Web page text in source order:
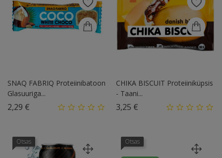
SNAQ FABRIQ Proteiinibatoon
Glasuuriga...
2,29 €
CHIKA BISCUIT Proteiiniküpsis
- Taani...
3,25 €
Otsas Otsas